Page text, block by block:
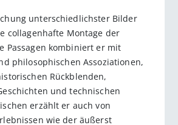
unterschiedlichster Bilder
collagenhafte Montage der
Passagen kombiniert er mit
philosophischen Assoziationen,
Rückblenden,
und technischen
erzählt er auch von
wie der äußerst